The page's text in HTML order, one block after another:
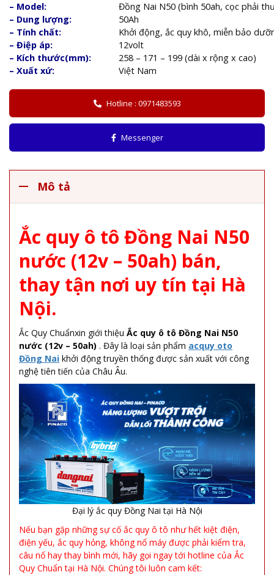
– Model:
Đồng Nai N50 (bình 50ah, cọc phải
– Dung lượng:
50Ah
– Tính chất:
Khởi động, ắc quy khô, miễn bảo
– Điệp áp:
12volt
– Kích thước(mm):
258 – 171 – 199 (dài x rộng x cao)
– Xuất xứ:
Việt Nam
Hotline : 0971483593
Messenger
Mô tả
Ắc quy ô tô Đồng Nai N50
nước (12v – 50ah) bán,
thay tận nơi uy tín tại Hà
Nội.
Ắc Quy Chuẩnxin giới thiệu Ắc quy ô tô Đồng Nai N50
nước (12v – 50ah) . Đây là loại sản phẩm acquy oto
Đồng Nai khởi động truyền thống được sản xuất với công
nghệ tiên tiến của Châu Âu.
Đại lý ắc quy Đồng Nai tại Hà Nội
Nếu bạn gặp những sự cố ắc quy ô tô như hết kiệt điện,
điện yếu, ắc quy hỏng, không nổ máy được phải kiểm tra,
câu nổ hay thay bình mới, hãy gọi ngay tới hotline của Ắc
Quy Chuẩn tại Hà Nội. Chúng tôi luôn cam kết: